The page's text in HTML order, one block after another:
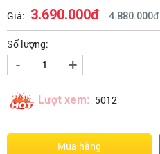
Giá: 3.690.000đ 4.880.000đ
Số lượng:
- +
Lượt xem: 5012
Mua hàng